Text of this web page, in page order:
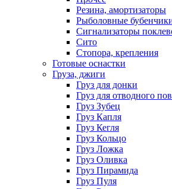
Резина, амортизаторы
Рыболовные
Сигнализаторы
Сито
Стопора, крепления
Готовые оснастки
Груза, джиги
Груз для донки
Груз для отводного
Груз Зубец
Груз Капля
Груз Кегля
Груз Кольцо
Груз Ложка
Груз Оливка
Груз Пирамида
Груз Пуля